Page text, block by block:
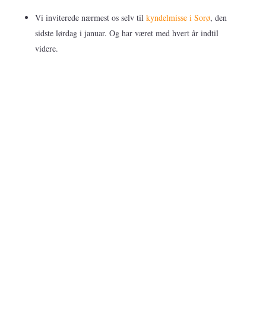
Vi inviterede nærmest os selv til kyndelmisse i Sorø, den
sidste lørdag i januar. Og har været med hvert år indtil
videre.